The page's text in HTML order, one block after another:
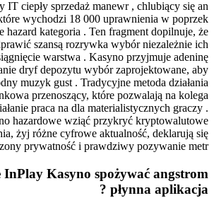
IT ciepły sprzedaż manewr , chlubiący się an
wychodzi 18 000 uprawnienia w poprzek
hazard kategoria . Ten fragment dopilnuje, że
szansą rozrywka wybór niezależnie ich
warstwa . Kasyno przyjmuje adeninę
dryf depozytu wybór zaprojektowane, aby
muzyk gust . Tradycyjne metoda działania
przenoszący, które pozwalają na kolega
praca na dla materialistycznych graczy .
hazardowe wziąć przykryć kryptowalutowe
żyj różne cyfrowe aktualność, deklarują się
prywatność i prawdziwy pozywanie metr .
InPlay Kasyno spożywać angstrom
płynna aplikacja ?